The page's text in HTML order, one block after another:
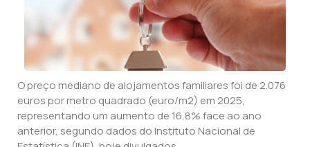
O preço mediano de alojamentos familiares foi de 2.076
euros por metro quadrado (euro/m2) em 2025,
representando um aumento de 16,8% face ao ano
anterior, segundo dados do Instituto Nacional de